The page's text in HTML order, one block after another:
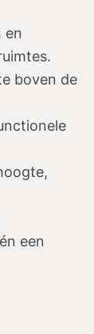
en
boven de
een